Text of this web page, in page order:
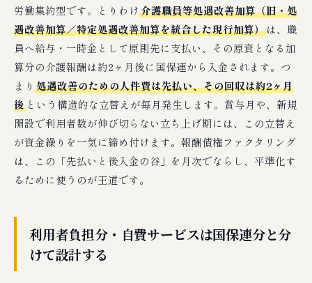
労働集約型です。とりわけ介護職員等処遇改善加算（旧・処
遇改善加算／特定処遇改善加算を統合した現行加算）は、職
員へ給与・一時金として原則先に支払い、その原資となる加
算分の介護報酬は約2ヶ月後に国保連から入金されます。つ
まり 処遇改善のための人件費は先払い、その回収は約2ヶ月
後 という構造的な立替えが毎月発生します。賞与月や、新規
開設で利用者数が伸び切らない立ち上げ期には、この立替え
が資金繰りを一気に締め付けます。報酬債権ファクタリング
は、この「先払いと後入金の谷」を月次でならし、平準化す
るために使うのが王道です。
利用者負担分・自費サービスは国保連分と分
けて設計する